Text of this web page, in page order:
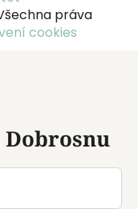
práva
cookies